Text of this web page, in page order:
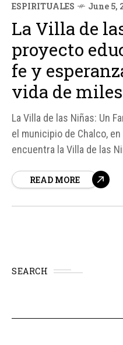
ESPIRITUALES June 5,
La Villa de
proyecto
fe y
vida de
La Villa de las Niñas: Un
el municipio de Chalco,
encuentra la Villa de las
provenientes de
READ MORE
SEARCH